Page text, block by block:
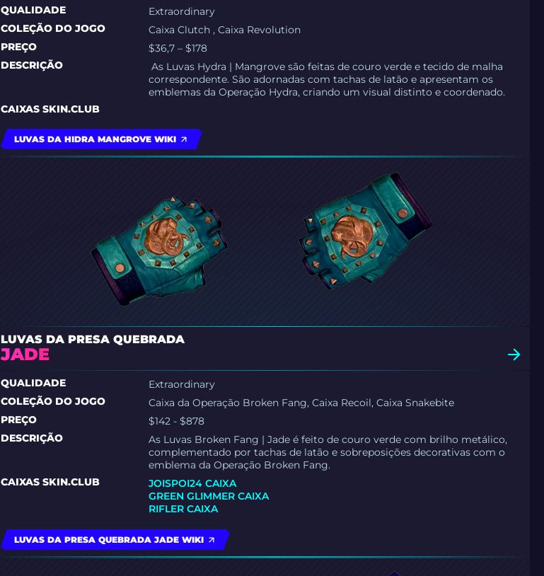
QUALIDADE
Extraordinary
COLEÇÃO DO JOGO
Caixa Clutch , Caixa Revolution
PREÇO
$36,7 – $178
DESCRIÇÃO
As Luvas Hydra | Mangrove são feitas de couro verde e tecido de malha
correspondente. São adornadas com tachas de latão e apresentam os
emblemas da Operação Hydra, criando um visual distinto e coordenado.
CAIXAS SKIN.CLUB
LUVAS DA HIDRA MANGROVE WIKI
LUVAS DA PRESA QUEBRADA
JADE
QUALIDADE
Extraordinary
COLEÇÃO DO JOGO
Caixa da Operação Broken Fang, Caixa Recoil, Caixa Snakebite
PREÇO
$142 - $878
DESCRIÇÃO
As Luvas Broken Fang | Jade é feito de couro verde com brilho metálico,
complementado por tachas de latão e sobreposições decorativas com o
emblema da Operação Broken Fang.
CAIXAS SKIN.CLUB
JOISPOI24 CAIXA
GREEN GLIMMER CAIXA
RIFLER CAIXA
LUVAS DA PRESA QUEBRADA JADE WIKI